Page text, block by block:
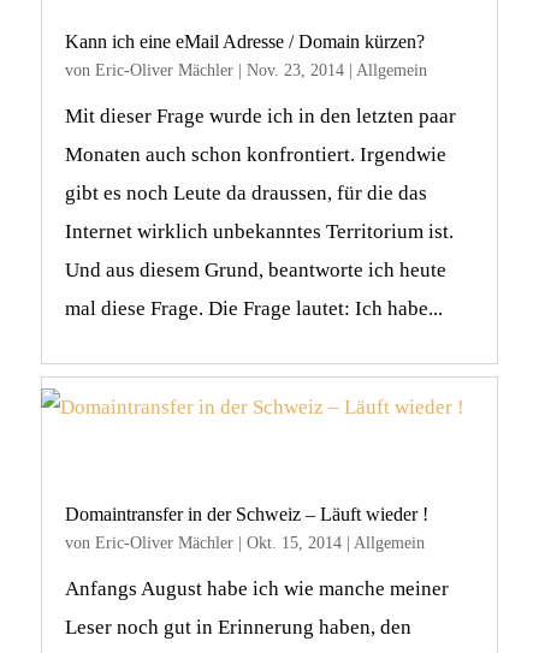
Kann ich eine eMail Adresse / Domain kürzen?
von Eric-Oliver Mächler| Nov. 23, 2014| Allgemein
Mit dieser Frage wurde ich in den letzten paar
Monaten auch schon konfrontiert. Irgendwie
gibt es noch Leute da draussen, für die das
Internet wirklich unbekanntes Territorium ist.
Und aus diesem Grund, beantworte ich heute
mal diese Frage. Die Frage lautet: Ich habe...
Domaintransfer in der Schweiz – Läuft wieder !
von Eric-Oliver Mächler| Okt. 15, 2014| Allgemein
Anfangs August habe ich wie manche meiner
Leser noch gut in Erinnerung haben, den